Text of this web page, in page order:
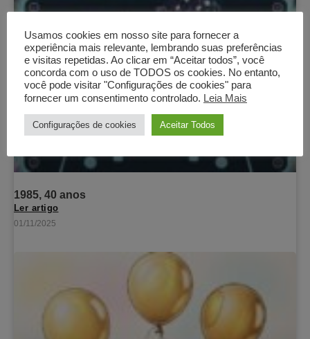
1985, 40 anos
Ler artigo
01/11/2025
Usamos cookies em nosso site para fornecer a
experiência mais relevante, lembrando suas preferências
e visitas repetidas. Ao clicar em “Aceitar todos”, você
concorda com o uso de TODOS os cookies. No entanto,
você pode visitar "Configurações de cookies" para
fornecer um consentimento controlado. Leia Mais
Configurações de cookies Aceitar Todos